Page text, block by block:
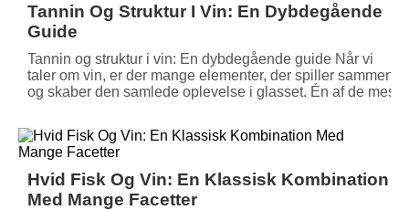
Tannin Og Struktur I Vin: En Dybdegående
Guide
Tannin og struktur i vin: En dybdegående guide Når vi
taler om vin, er der mange elementer, der spiller sammen
og skaber den samlede oplevelse i glasset. Én af de mest
Hvid Fisk Og Vin: En Klassisk Kombination
Med Mange Facetter